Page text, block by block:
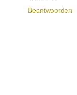
Beantwoorden